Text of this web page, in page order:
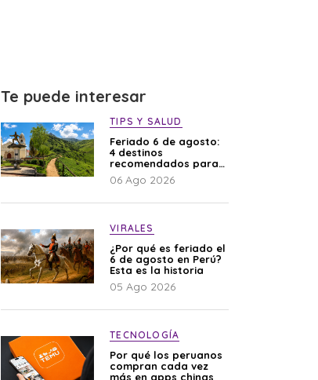
Te puede interesar
TIPS Y SALUD
Feriado 6 de agosto:
4 destinos
recomendados para
disfrutar el descanso
06 Ago 2026
VIRALES
¿Por qué es feriado el
6 de agosto en Perú?
Esta es la historia
05 Ago 2026
TECNOLOGÍA
Por qué los peruanos
compran cada vez
más en apps chinas